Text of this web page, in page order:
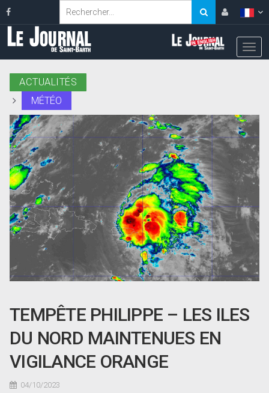
ACTUALITÉS
MÉTÉO
TEMPÊTE PHILIPPE – LES ILES
DU NORD MAINTENUES EN
VIGILANCE ORANGE
04/10/2023